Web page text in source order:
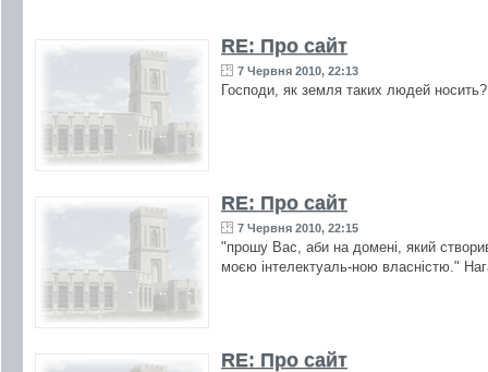
RE: Про сайт
7 Червня 2010, 22:13
Господи, як земля таких людей
RE: Про сайт
7 Червня 2010, 22:15
"прошу Вас, аби на домені, який
моєю інтелектуаль-ною власністю."
RE: Про сайт